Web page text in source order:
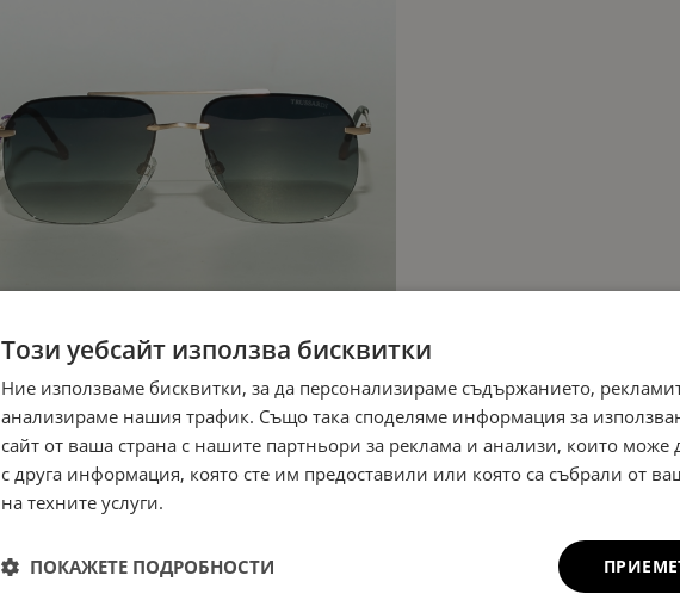
Този уебсайт използва бисквитки
Ние използваме бисквитки, за да персонализираме съдържанието,
анализираме нашия трафик. Също така споделяме информация за
сайт от ваша страна с нашите партньори за реклама и анализи, които може
с друга информация, която сте им предоставили или която са събрали от
на техните услуги.
ПОКАЖЕТЕ ПОДРОБНОСТИ